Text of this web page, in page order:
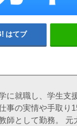
はてブ
に就職し、学生支
の実情や手取り
師として勤務。